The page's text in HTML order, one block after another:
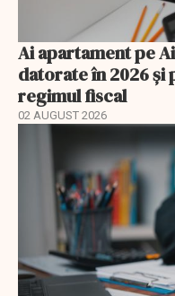
Ai apartament pe
datorate în 2026 și
regimul fiscal
02 AUGUST 2026